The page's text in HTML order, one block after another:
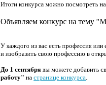
Итоги конкурса можно посмотреть
Объявляем конкурс на тему
У каждого из вас есть профессия
и изобразить свою профессию в
До 1 сентября вы можете добавить
работу" на странице конкурса.